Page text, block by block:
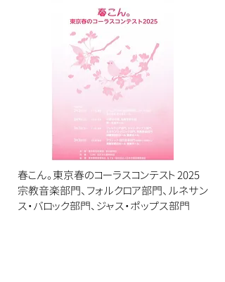
春こん。東京春のコーラスコンテスト 2025
宗教音楽部門、フォルクロア部門、ルネサン
ス・バロック部門、ジャス・ポップス部門